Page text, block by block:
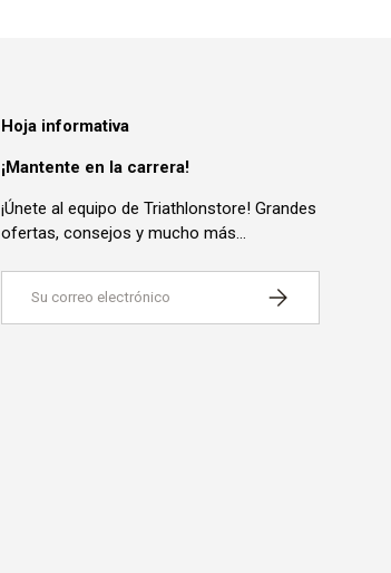
Hoja informativa
¡Mantente en la carrera!
¡Únete al equipo de Triathlonstore! Grandes
ofertas, consejos y mucho más...
SUSCRIBIRSE